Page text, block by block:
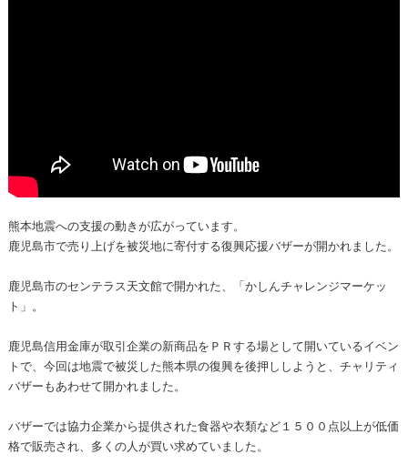
熊本地震への支援の動きが広がっています。
鹿児島市で売り上げを被災地に寄付する復興応援バザーが開かれました。
鹿児島市のセンテラス天文館で開かれた、「かしんチャレンジマーケッ
ト」。
鹿児島信用金庫が取引企業の新商品をＰＲする場として開いているイベン
トで、今回は地震で被災した熊本県の復興を後押ししようと、チャリティ
バザーもあわせて開かれました。
バザーでは協力企業から提供された食器や衣類など１５００点以上が低価
格で販売され、多くの人が買い求めていました。